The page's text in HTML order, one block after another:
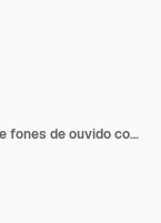
Design de mock-up de caixa de plástico de fones de ouvido coloridos